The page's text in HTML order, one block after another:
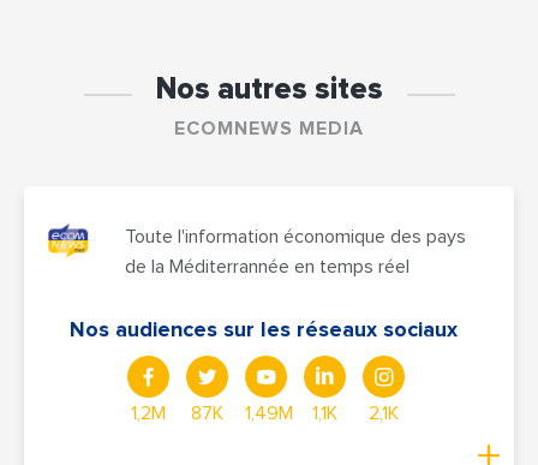
Nos autres sites
ECOMNEWS MEDIA
Toute l'information économique des pays
de la Méditerrannée en temps réel
Nos audiences sur les réseaux sociaux
1,2M 87K 1,49M 1,1K 2,1K